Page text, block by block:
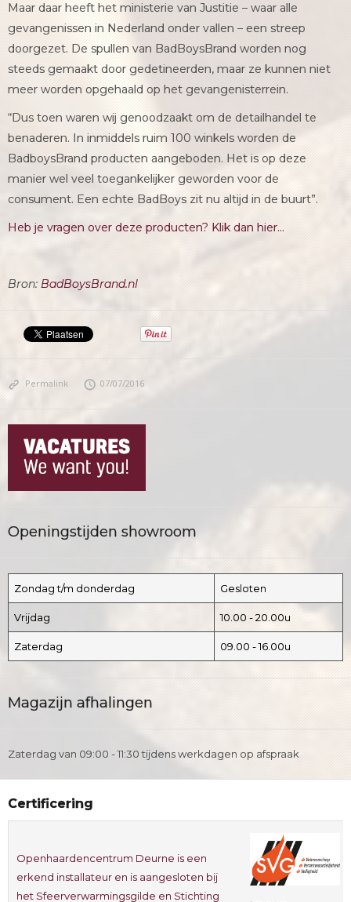
Maar daar heeft het ministerie van Justitie – waar alle
gevangenissen in Nederland onder vallen – een streep
doorgezet. De spullen van BadBoysBrand worden nog
steeds gemaakt door gedetineerden, maar ze kunnen niet
meer worden opgehaald op het gevangenisterrein.
“Dus toen waren wij genoodzaakt om de detailhandel te
benaderen. In inmiddels ruim 100 winkels worden de
BadboysBrand producten aangeboden. Het is op deze
manier wel veel toegankelijker geworden voor de
consument. Een echte BadBoys zit nu altijd in de buurt”.
Heb je vragen over deze producten? Klik dan hier…
Bron: BadBoysBrand.nl
Permalink 07/07/2016
Openingstijden showroom
Zondag t/m donderdag Gesloten
Vrijdag 10.00 - 20.00u
Zaterdag 09.00 - 16.00u
Magazijn afhalingen
Zaterdag van 09:00 - 11:30 tijdens werkdagen op afspraak
Certificering
Openhaardencentrum Deurne is een
erkend installateur en is aangesloten bij
het Sfeerverwarmingsgilde en Stichting